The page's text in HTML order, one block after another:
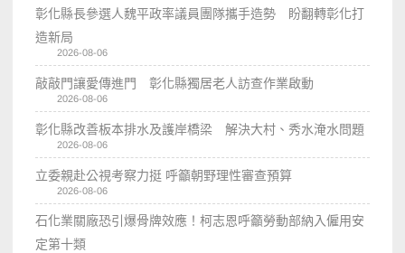
彰化縣長參選人魏平政率議員團隊攜手造勢 盼翻轉彰化打
造新局
2026-08-06
敲敲門讓愛傳進門 彰化縣獨居老人訪查作業啟動
2026-08-06
彰化縣改善板本排水及護岸橋梁 解決大村、秀水淹水問題
2026-08-06
立委親赴公視考察力挺 呼籲朝野理性審查預算
2026-08-06
石化業關廠恐引爆骨牌效應！柯志恩呼籲勞動部納入僱用安
定第十類